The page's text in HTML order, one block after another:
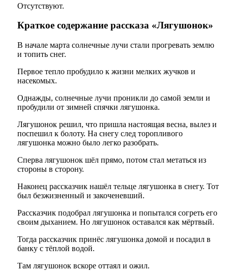
Отсутствуют.
Краткое содержание рассказа «Лягушонок»
В начале марта солнечные лучи стали прогревать землю
и топить снег.
Первое тепло пробудило к жизни мелких жучков и
насекомых.
Однажды, солнечные лучи проникли до самой земли и
пробудили от зимней спячки лягушонка.
Лягушонок решил, что пришла настоящая весна, вылез и
поспешил к болоту. На снегу след торопливого
лягушонка можно было легко разобрать.
Сперва лягушонок шёл прямо, потом стал метаться из
стороны в сторону.
Наконец рассказчик нашёл тельце лягушонка в снегу. Тот
был безжизненный и закоченевший.
Рассказчик подобрал лягушонка и попытался согреть его
своим дыханием. Но лягушонок оставался как мёртвый.
Тогда рассказчик принёс лягушонка домой и посадил в
банку с тёплой водой.
Там лягушонок вскоре оттаял и ожил.